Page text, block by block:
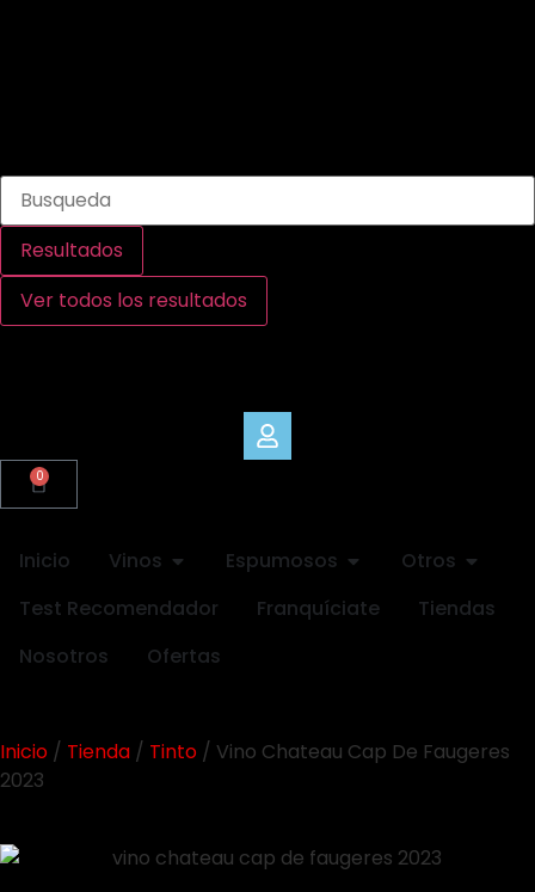
Resultados
Ver todos los resultados
0
Inicio Vinos Espumosos
Otros
Test Recomendador
Franquíciate
Tiendas
Nosotros
Ofertas
Inicio / Tienda / Tinto / Vino Chateau Cap De Faugeres
2023